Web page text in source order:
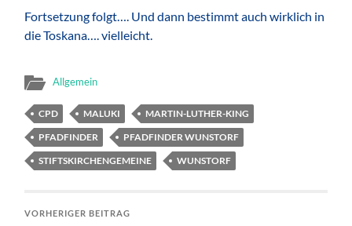
Fortsetzung folgt…. Und dann bestimmt auch wirklich in
die Toskana…. vielleicht.
Allgemein
CPD MALUKI
MARTIN-LUTHER-KING
PFADFINDER
PFADFINDER WUNSTORF
STIFTSKIRCHENGEMEINE
WUNSTORF
VORHERIGER BEITRAG